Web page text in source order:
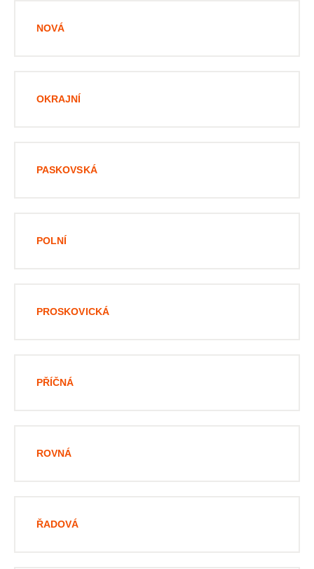
NOVÁ
OKRAJNÍ
PASKOVSKÁ
POLNÍ
PROSKOVICKÁ
PŘÍČNÁ
ROVNÁ
ŘADOVÁ